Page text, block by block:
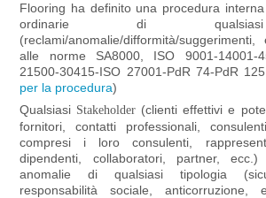
Flooring ha definito una procedura
ordinarie di
(reclami/anomalie/difformità/
alle norme SA8000, ISO 9001-14001-
21500-30415-ISO 27001-PdR 74-PdR
per la procedura)
Qualsiasi Stakeholder (clienti effettivi e
fornitori, contatti professionali,
compresi i loro consulenti,
dipendenti, collaboratori, partner,
anomalie di qualsiasi tipologia
responsabilità sociale, anticorruzione,